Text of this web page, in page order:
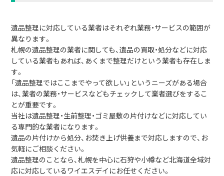
遺品整理に対応している業者はそれぞれ業務・サービスの範囲が
異なります。
札幌の遺品整理の業者に関しても、遺品の買取・処分などに対応
している業者もあれば、あくまで整理だけという業者も存在しま
す。
「遺品整理ではここまでやって欲しい」というニーズがある場合
は、業者の業務・サービスなどもチェックして業者選びをするこ
とが重要です。
当社は遺品整理・生前整理・ゴミ屋敷の片付けなどに対応してい
る専門的な業者になります。
遺品の片付けから処分、お焚き上げ供養まで対応しますので、お
気軽にご相談ください。
遺品整理のことなら、札幌を中心に石狩や小樽など北海道全域対
応に対応しているワイエスデイにお任せください。